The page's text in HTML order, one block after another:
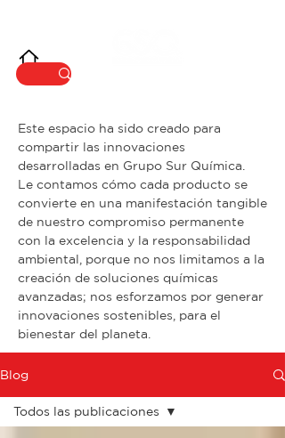
Este espacio ha sido creado para
compartir las innovaciones
desarrolladas en Grupo Sur Química.
Le contamos cómo cada producto se
convierte en una manifestación tangible
de nuestro compromiso permanente
con la excelencia y la responsabilidad
ambiental, porque no nos limitamos a la
creación de soluciones químicas
avanzadas; nos esforzamos por generar
innovaciones sostenibles, para el
bienestar del planeta.
Blog
Todos las publicaciones